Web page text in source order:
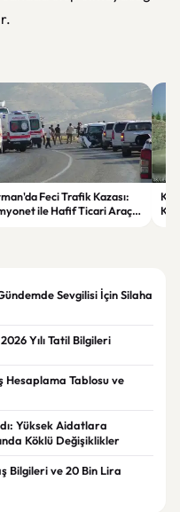
Feci Trafik Kazası:
ile Hafif Ticari Araç
Sevgilisi İçin Silaha
Yılı Tatil Bilgileri
Hesaplama Tablosu ve
Yüksek Aidatlara
Köklü Değişiklikler
Bilgileri ve 20 Bin Lira